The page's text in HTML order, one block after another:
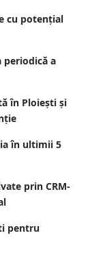
cu potențial
periodică a
în Ploiești și
în ultimii 5
prin CRM-
pentru